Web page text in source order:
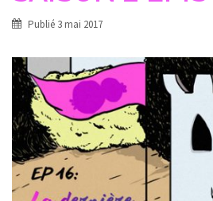
Publié 3 mai 2017